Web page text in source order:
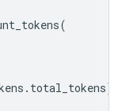
(
. total_tokens)